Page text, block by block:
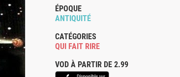
ÉPOQUE
ANTIQUITÉ
CATÉGORIES
QUI FAIT RIRE
VOD À PARTIR DE 2.99